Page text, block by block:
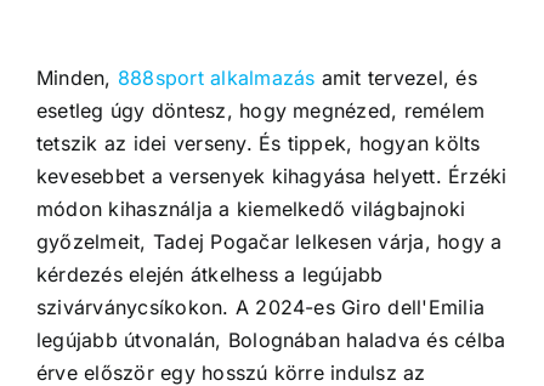
Minden, 888sport alkalmazás amit tervezel, és
esetleg úgy döntesz, hogy megnézed, remélem
tetszik az idei verseny. És tippek, hogyan költs
kevesebbet a versenyek kihagyása helyett. Érzéki
módon kihasználja a kiemelkedő világbajnoki
győzelmeit, Tadej Pogačar lelkesen várja, hogy a
kérdezés elején átkelhess a legújabb
szivárványcsíkokon. A 2024-es Giro dell'Emilia
legújabb útvonalán, Bolognában haladva és célba
érve először egy hosszú körre indulsz az